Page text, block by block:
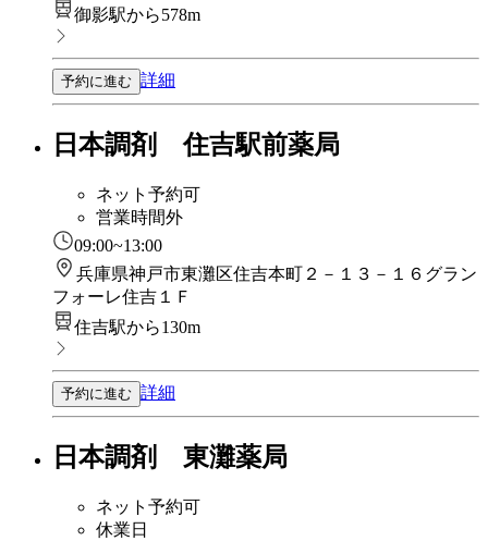
御影駅から578m
予約に進む 詳細
日本調剤 住吉駅前薬局
ネット予約可
営業時間外
09:00~13:00
兵庫県神戸市東灘区住吉本町２－１３－１６グラン
フォーレ住吉１Ｆ
住吉駅から130m
予約に進む 詳細
日本調剤 東灘薬局
ネット予約可
休業日